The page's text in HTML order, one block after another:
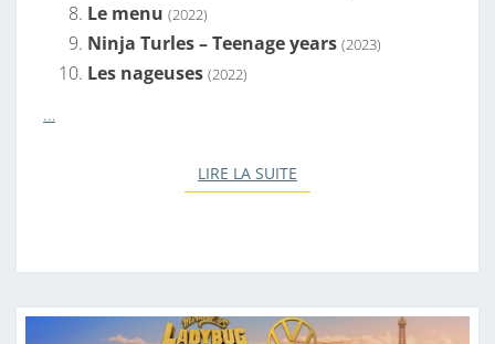
Le menu (2022)
Ninja Turles – Teenage years (2023)
Les nageuses (2022)
…
LIRE LA SUITE